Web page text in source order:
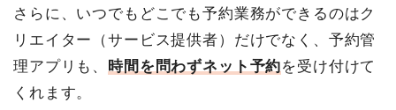
さらに、いつでもどこでも予約業務ができるのはク
リエイター（サービス提供者）だけでなく、予約管
理アプリも、
時間を問わずネット予約を受け付けて
くれます。